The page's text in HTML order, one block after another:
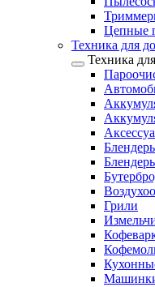
Цепные
Техника для
Техника
Грили
Машинки